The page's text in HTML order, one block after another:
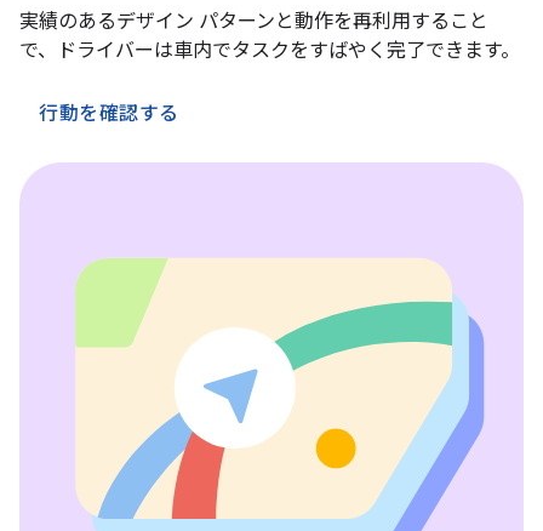
実績のあるデザイン パターンと動作を再利用すること
で、ドライバーは車内でタスクをすばやく完了できます。
行動を確認する